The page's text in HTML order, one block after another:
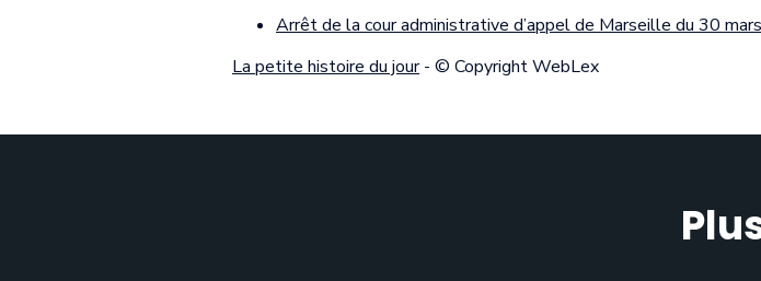
Arrêt de la cour administrative d’appel de Marseille du 30
La petite histoire du jour- © Copyright WebLex